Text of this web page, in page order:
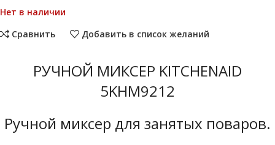
Нет в наличии
Сравнить
Добавить в список желаний
РУЧНОЙ МИКСЕР KITCHENAID
5KHM9212
Ручной миксер для занятых поваров.